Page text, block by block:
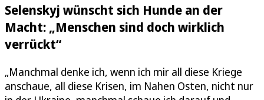
Selenskyj wünscht sich Hunde an der
Macht: „Menschen sind doch wirklich
verrückt“
„Manchmal denke ich, wenn ich mir all diese Kriege
anschaue, all diese Krisen, im Nahen Osten, nicht nur